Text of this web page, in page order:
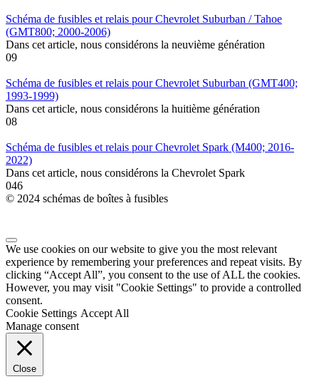
Schéma de fusibles et relais pour Chevrolet Suburban / Tahoe
(GMT800; 2000-2006)
Dans cet article, nous considérons la neuvième génération
09
Schéma de fusibles et relais pour Chevrolet Suburban (GMT400;
1993-1999)
Dans cet article, nous considérons la huitième génération
08
Schéma de fusibles et relais pour Chevrolet Spark (M400; 2016-
2022)
Dans cet article, nous considérons la Chevrolet Spark
046
© 2024 schémas de boîtes à fusibles
We use cookies on our website to give you the most relevant
experience by remembering your preferences and repeat visits. By
clicking “Accept All”, you consent to the use of ALL the cookies.
However, you may visit "Cookie Settings" to provide a controlled
consent.
Cookie Settings Accept All
Manage consent
Close